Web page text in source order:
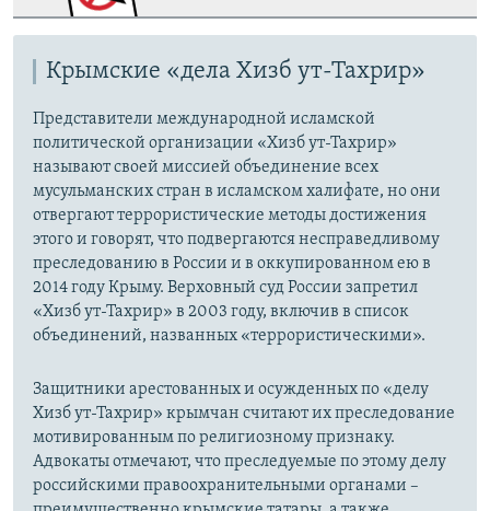
Крымские «дела Хизб ут-Тахрир»
Представители международной исламской
политической организации «Хизб ут-Тахрир»
называют своей миссией объединение всех
мусульманских стран в исламском халифате, но они
отвергают террористические методы достижения
этого и говорят, что подвергаются несправедливому
преследованию в России и в оккупированном ею в
2014 году Крыму. Верховный суд России запретил
«Хизб ут-Тахрир» в 2003 году, включив в список
объединений, названных «террористическими».
Защитники арестованных и осужденных по «делу
Хизб ут-Тахрир» крымчан считают их преследование
мотивированным по религиозному признаку.
Адвокаты отмечают, что преследуемые по этому делу
российскими правоохранительными органами –